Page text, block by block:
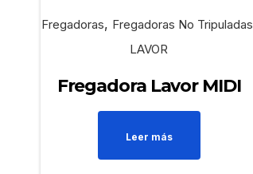
Fregadoras, Fregadoras No Tripuladas
LAVOR
Fregadora Lavor MIDI
Leer más